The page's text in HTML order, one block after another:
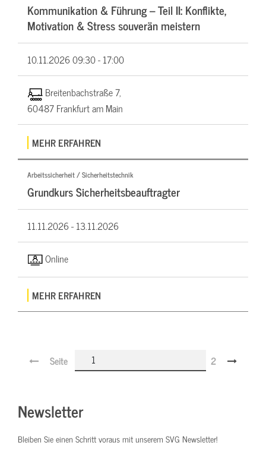
Kommunikation & Führung – Teil II: Konflikte,
Motivation & Stress souverän meistern
10.11.202609:30 - 17:00
Breitenbachstraße 7,
60487 Frankfurt am Main
MEHR ERFAHREN
Arbeitssicherheit / Sicherheitstechnik
Grundkurs Sicherheitsbeauftragter
11.11.2026 -13.11.2026
Online
MEHR ERFAHREN
Seite 2
Newsletter
Bleiben Sie einen Schritt voraus mit unserem SVG Newsletter!